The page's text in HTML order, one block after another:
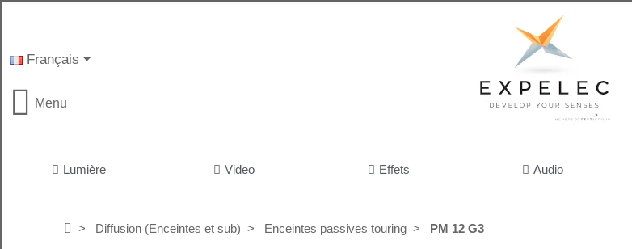
Français
Menu
Lumière Video Effets Audio
Diffusion (Enceintes et sub) Enceintes passives touring PM 12 G3